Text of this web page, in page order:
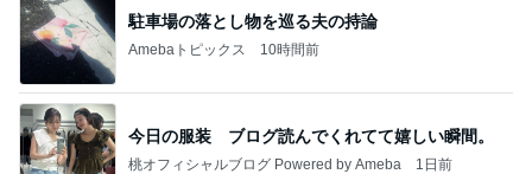
駐車場の落とし物を巡る夫の持論
Amebaトピックス 10時間前
今日の服装 ブログ読んでくれてて嬉しい瞬間。
桃オフィシャルブログ Powered by Ameba 1日前